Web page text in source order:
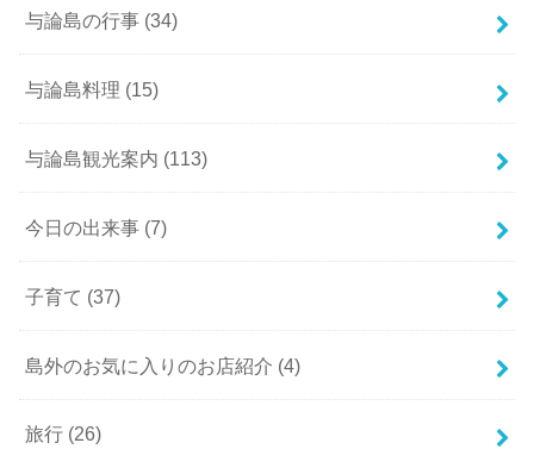
与論島の行事 (34)
与論島料理 (15)
与論島観光案内 (113)
今日の出来事 (7)
子育て (37)
島外のお気に入りのお店紹介 (4)
旅行 (26)